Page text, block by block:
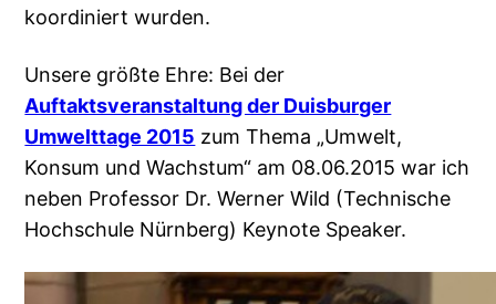
koordiniert wurden.
Unsere größte Ehre: Bei der
Auftaktsveranstaltung der Duisburger
Umwelttage 2015 zum Thema „Umwelt,
Konsum und Wachstum“ am 08.06.2015 war ich
neben Professor Dr. Werner Wild (Technische
Hochschule Nürnberg) Keynote Speaker.